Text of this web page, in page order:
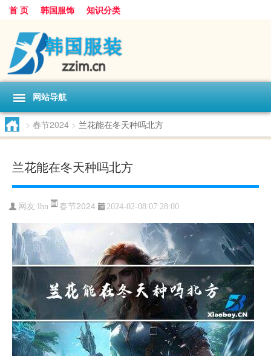
首 页 韩国服饰 知识分类
网站导航
> 春节2024 > 兰花能在冬天种吗北方
兰花能在冬天种吗北方
网友:lhn 春节2024 2024-02-08 07:28:00